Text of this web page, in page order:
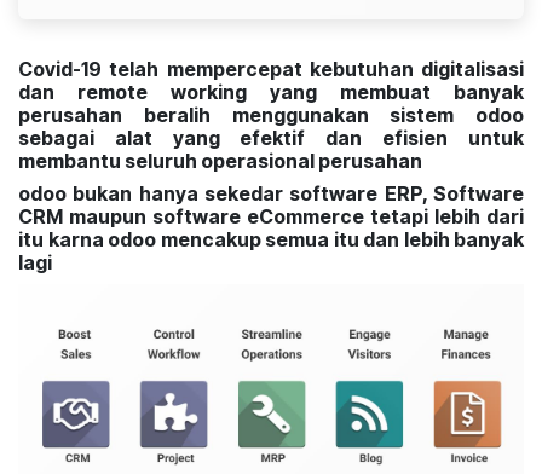
Covid-19 telah mempercepat kebutuhan digitalisasi
dan remote working yang membuat banyak
perusahan beralih menggunakan sistem odoo
sebagai alat yang efektif dan efisien untuk
membantu seluruh operasional perusahan
odoo bukan hanya sekedar software ERP, Software
CRM maupun software eCommerce tetapi lebih dari
itu karna odoo mencakup semua itu dan lebih banyak
lagi